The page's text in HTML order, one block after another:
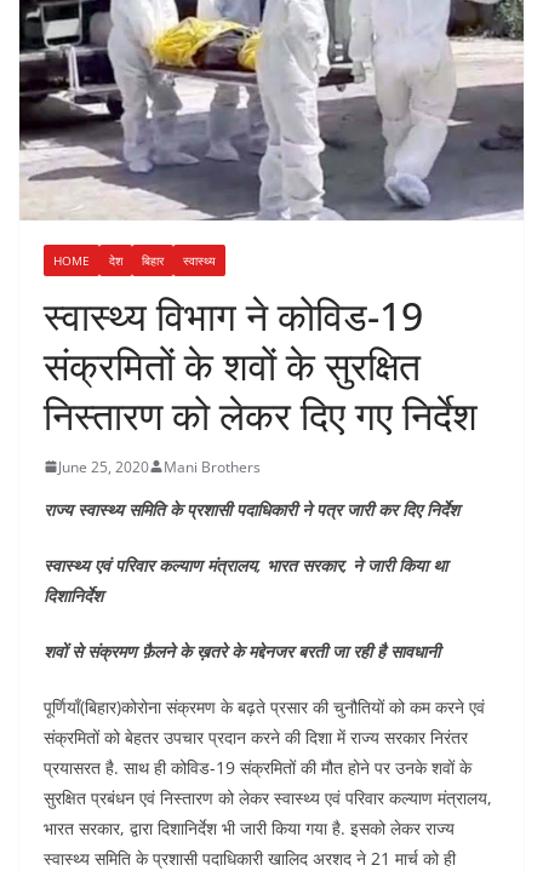
HOME देश बिहार स्वास्थ्य
स्वास्थ्य विभाग ने कोविड-19
संक्रमितों के शवों के सुरक्षित
निस्तारण को लेकर दिए गए निर्देश
June 25, 2020 Mani Brothers
राज्य स्वास्थ्य समिति के प्रशासी पदाधिकारी ने पत्र जारी कर दिए निर्देश
स्वास्थ्य एवं परिवार कल्याण मंत्रालय, भारत सरकार, ने जारी किया था
दिशानिर्देश
शवों से संक्रमण फ़ैलने के ख़तरे के मद्देनजर बरती जा रही है सावधानी
पूर्णियाँ(बिहार)कोरोना संक्रमण के बढ़ते प्रसार की चुनौतियों को कम करने एवं
संक्रमितों को बेहतर उपचार प्रदान करने की दिशा में राज्य सरकार निरंतर
प्रयासरत है. साथ ही कोविड-19 संक्रमितों की मौत होने पर उनके शवों के
सुरक्षित प्रबंधन एवं निस्तारण को लेकर स्वास्थ्य एवं परिवार कल्याण मंत्रालय,
भारत सरकार, द्वारा दिशानिर्देश भी जारी किया गया है. इसको लेकर राज्य
स्वास्थ्य समिति के प्रशासी पदाधिकारी खालिद अरशद ने 21 मार्च को ही